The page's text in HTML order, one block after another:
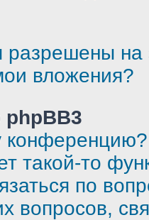
разрешены
вложения?
конференцию?
такой-то
по
вопросов,